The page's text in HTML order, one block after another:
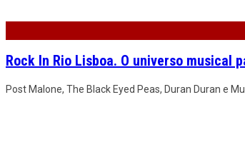
Rock In Rio Lisboa. O universo musical
Post Malone, The Black Eyed Peas, Duran Duran e